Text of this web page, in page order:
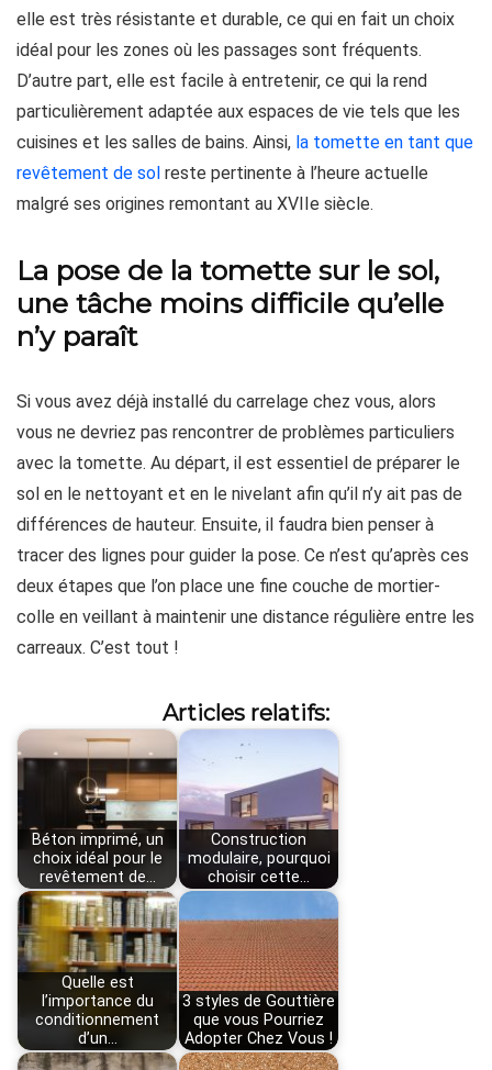
elle est très résistante et durable, ce qui en fait un choix
idéal pour les zones où les passages sont fréquents.
D’autre part, elle est facile à entretenir, ce qui la rend
particulièrement adaptée aux espaces de vie tels que les
cuisines et les salles de bains. Ainsi, la tomette en tant que
revêtement de sol reste pertinente à l’heure actuelle
malgré ses origines remontant au XVIIe siècle.
La pose de la tomette sur le sol,
une tâche moins difficile qu’elle
n’y paraît
Si vous avez déjà installé du carrelage chez vous, alors
vous ne devriez pas rencontrer de problèmes particuliers
avec la tomette. Au départ, il est essentiel de préparer le
sol en le nettoyant et en le nivelant afin qu’il n’y ait pas de
différences de hauteur. Ensuite, il faudra bien penser à
tracer des lignes pour guider la pose. Ce n’est qu’après ces
deux étapes que l’on place une fine couche de mortier-
colle en veillant à maintenir une distance régulière entre les
carreaux. C’est tout !
Articles relatifs:
Béton imprimé, un
choix idéal pour le
revêtement de…
Construction
modulaire, pourquoi
choisir cette…
Quelle est
l’importance du
conditionnement
d’un…
3 styles de Gouttière
que vous Pourriez
Adopter Chez Vous !